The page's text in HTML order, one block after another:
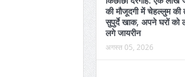
की मौजूदगी में चेहल्लुम की
सुपुर्दे खाक, अपने घरों को
लगे जायरीन
अगस्त 05, 2026